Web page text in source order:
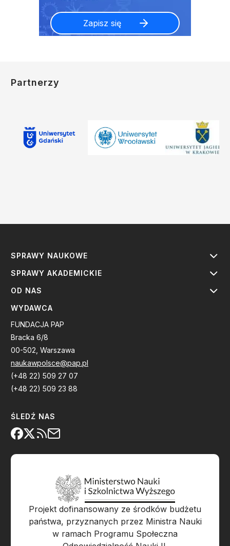
Partnerzy
SPRAWY NAUKOWE
SPRAWY AKADEMICKIE
OD NAS
WYDAWCA
FUNDACJA PAP
Bracka 6/8
00-502, Warszawa
naukawpolsce@pap.pl
(+48 22) 509 27 07
(+48 22) 509 23 88
ŚLEDŹ NAS
Projekt dofinansowany ze środków budżetu
państwa, przyznanych przez Ministra Nauki
w ramach Programu Społeczna